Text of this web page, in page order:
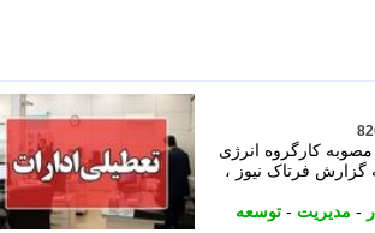
کارگروه انرژی
گزارش فرتاک نیوز ،
- مدیریت - توسعه